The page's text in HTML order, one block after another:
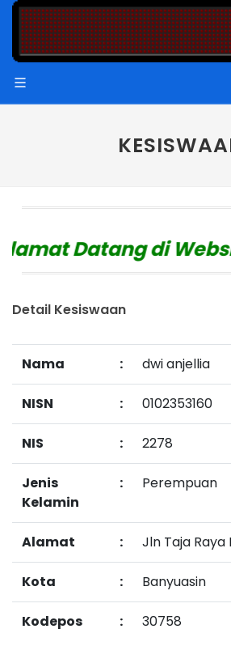
Datang di
Detail Kesiswaan
Nama : dwi anjellia
NISN : 0102353160
NIS : 2278
Jenis
Kelamin
: Perempuan
Alamat : Jln Taja Raya
Kota : Banyuasin
Kodepos : 30758